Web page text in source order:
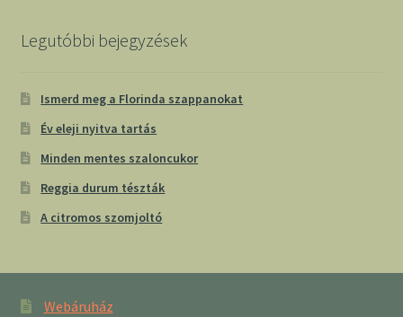
Legutóbbi bejegyzések
Ismerd meg a Florinda szappanokat
Év eleji nyitva tartás
Minden mentes szaloncukor
Reggia durum tészták
A citromos szomjoltó
Webáruház